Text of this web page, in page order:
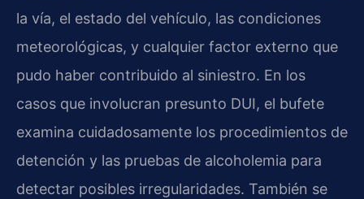
la vía, el estado del vehículo, las condiciones
meteorológicas, y cualquier factor externo que
pudo haber contribuido al siniestro. En los
casos que involucran presunto DUI, el bufete
examina cuidadosamente los procedimientos de
detención y las pruebas de alcoholemia para
detectar posibles irregularidades. También se